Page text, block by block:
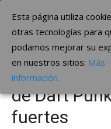
contenido
The Borderline
El Sónar se
Massive
de Daft
fuertes
Esta página utiliza
otras tecnologías para
podamos mejorar su
en nuestros sitios: Más
información.